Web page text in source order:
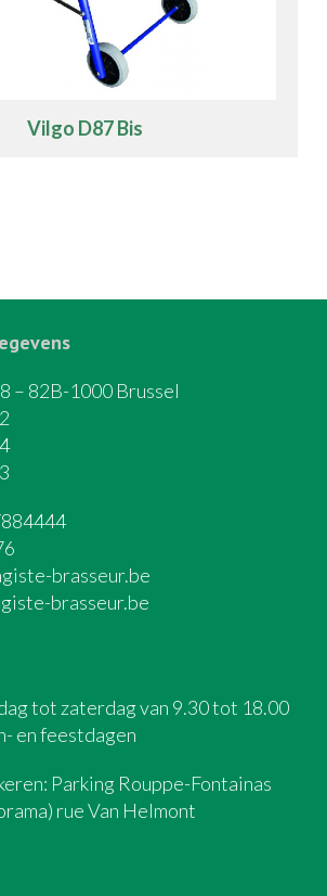
Vilgo D87 Bis
– 82B-1000 Brussel
brasseur.be
brasseur.be
tot zaterdag van 9.30 tot 18.00
en feestdagen
Parking Rouppe-Fontainas
rue Van Helmont